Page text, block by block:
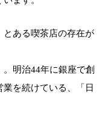
とある喫茶店の存在が
明治44年に銀座で創
を続けている、「日